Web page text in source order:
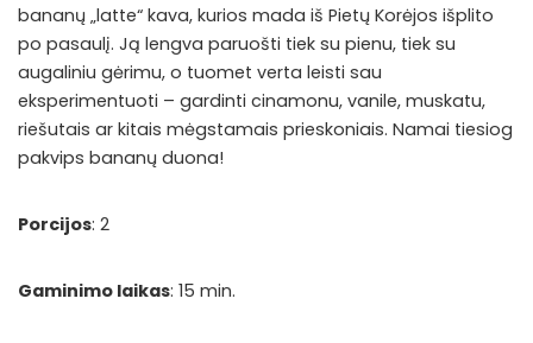
bananų „latte“ kava, kurios mada iš Pietų Korėjos išplito
po pasaulį. Ją lengva paruošti tiek su pienu, tiek su
augaliniu gėrimu, o tuomet verta leisti sau
eksperimentuoti – gardinti cinamonu, vanile, muskatu,
riešutais ar kitais mėgstamais prieskoniais. Namai tiesiog
pakvips bananų duona!
Porcijos: 2
Gaminimo laikas: 15 min.